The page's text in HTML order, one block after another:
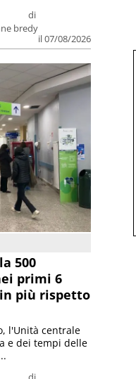
di
bredy
il 07/08/2026
500
primi 6
in più rispetto
l'Unità centrale
e dei tempi delle